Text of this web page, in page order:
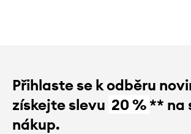
Přihlaste se k odběru
získejte slevu 20 %** na
nákup.